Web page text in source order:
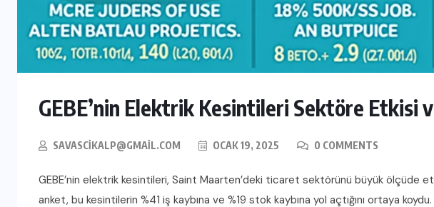
GEBE’nin Elektrik Kesintileri Sektöre Etkisi
SAVASCIKALP@GMAIL.COM OCAK 19, 2025 0 COMMENTS
GEBE’nin elektrik kesintileri, Saint Maarten’deki ticaret sektörünü büyük ölçüde
anket, bu kesintilerin %41 iş kaybına ve %19 stok kaybına yol açtığını ortaya koydu.